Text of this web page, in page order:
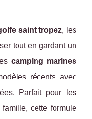
saint tropez, les
tout en gardant un
camping marines
récents avec
Parfait pour les
cette formule